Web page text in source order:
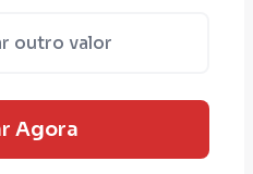
outro valor
Agora